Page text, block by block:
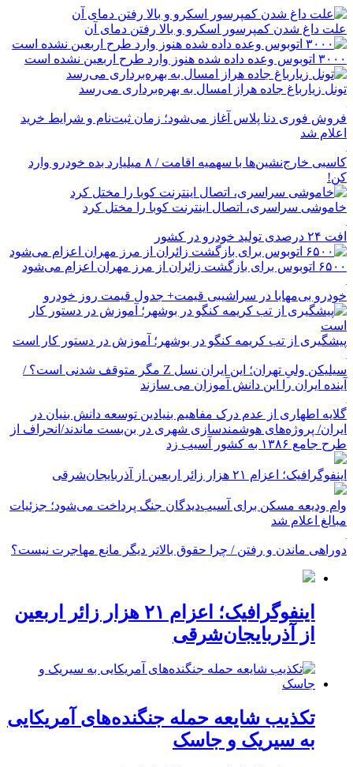
علت داغ شدن کمپرسور اسکرو و بالا رفتن دمای آن
۳۰۰۰ اتوبوس وعده داده شده هنوز وارد طرح اربعین نشده است
تونل زیارباغ جاده هراز امسال به بهره‌برداری می‌رسد
فروش فوری دنا پلاس آغاز می‌شود؛ زمان ثبت‌نام و شرایط خرید
اعلام شد
کاسبی خارج‌نشین‌ها با سهمیه اقامت / ۸ میلیارد بده خودرو وارد
کن!
خاموشی سراسری، اتصال اینترنت کوبا را مختل کرد
افت ۲۴ درصدی تولید خودرو در کشور
۶۵۰۰ اتوبوس برای بازگشت زائران از مرز مهران اعزام می‌شود
خودرو بی‌مهابا در سراشیبی قیمت+ جدول قیمت روز خودرو
پیشگیری از تب کریمه کنگو در بوشهر؛ آموزش در دستور کار است
سیلیکن ولیِ تهران؛ این ایران نسل Z مگر متوقف شدنی است؟ /
آینده ایران را این دانش آموزان می سازند
گلایه اطهاری از عدم درک مفاهیم بنیادین توسعه دانش بنیان در
ایران/ پروژه‌های هوشمندسازی شهری در بن‌بست ماندند/انحراف از
طرح جامع ۱۳۸۶ به کشور آسیب زد
اینفوگرافیک؛ اعزام ۲۱ هزار زائر اربعین از آذربایجان‌شرقی
وام ودیعه مسکن برای آسیب‌دیدگان جنگ پرداخت می‌شود؛ جزئیات
مبالغ اعلام شد
دوراهی ماندن و رفتن / چرا حقوق بالاتر دیگر مانع مهاجرت نیست؟
اینفوگرافیک؛ اعزام ۲۱ هزار زائر اربعین
از آذربایجان‌شرقی
تکذیب شایعه حمله جنگنده‌های آمریکایی
به سیریک و جاسک